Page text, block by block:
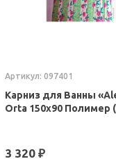
Артикул: 097401
Карниз для Ванны
Orta 150x90 Полимер
3 320 ₽